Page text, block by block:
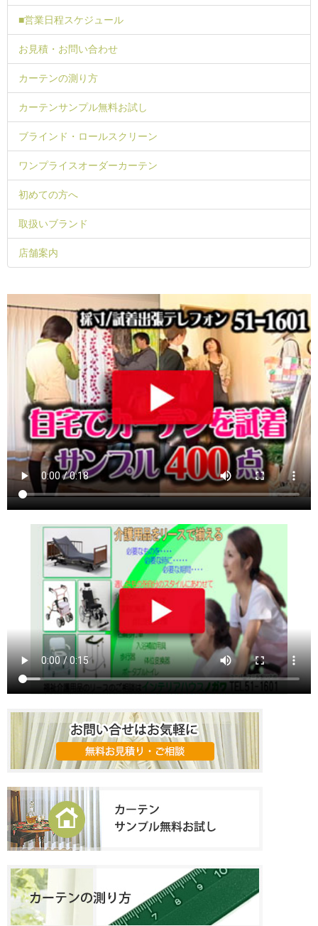
■営業日程スケジュール
お見積・お問い合わせ
カーテンの測り方
カーテンサンプル無料お試し
ブラインド・ロールスクリーン
ワンプライスオーダーカーテン
初めての方へ
取扱いブランド
店舗案内